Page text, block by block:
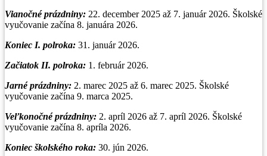
Vianočné prázdniny: 22. december 2025 až 7. január 2026. Školské
vyučovanie začína 8. januára 2026.
Koniec I. polroka: 31. január 2026.
Začiatok II. polroka: 1. február 2026.
Jarné prázdniny: 2. marec 2025 až 6. marec 2025. Školské
vyučovanie začína 9. marca 2025.
Veľkonočné prázdniny: 2. apríl 2026 až 7. apríl 2026. Školské
vyučovanie začína 8. apríla 2026.
Koniec školského roka: 30. jún 2026.